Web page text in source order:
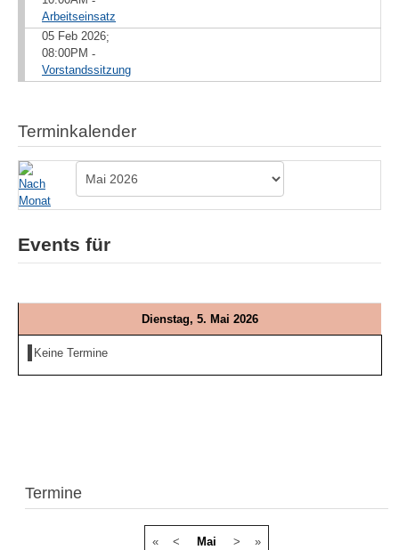
Arbeitseinsatz
05 Feb 2026;
08:00PM -
Vorstandssitzung
Terminkalender
Events für
Dienstag, 5. Mai 2026
Keine Termine
Termine
« <
Mai
> »